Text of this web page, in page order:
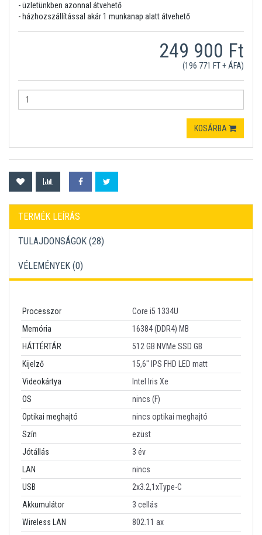
- üzletünkben azonnal átvehető
- házhozszállítással akár 1 munkanap alatt átvehető
249 900 Ft
(196 771 FT + ÁFA)
KOSÁRBA
TERMÉK LEÍRÁS
TULAJDONSÁGOK (28)
VÉLEMÉNYEK (0)
Processzor
Core i5 1334U
Memória
16384 (DDR4) MB
HÁTTÉRTÁR
512 GB NVMe SSD GB
Kijelző
15,6" IPS FHD LED matt
Videokártya
Intel Iris Xe
OS
nincs (F)
Optikai meghajtó
nincs optikai meghajtó
Szín
ezüst
Jótállás
3 év
LAN
nincs
USB
2x3.2,1xType-C
Akkumulátor
3 cellás
Wireless LAN
802.11 ax